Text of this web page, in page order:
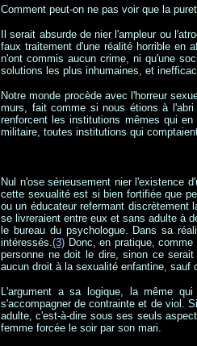
Comment peut-on ne pas voir que la
Il serait absurde de nier l'ampleur ou
faux traitement d'une réalité horrible en
n'ont commis aucun crime, ni qu'une
solutions les plus inhumaines, et
Notre monde procède avec l'horreur
murs, fait comme si nous étions à
renforcent les institutions mêmes qui
militaire, toutes institutions qui
Nul n'ose sérieusement nier l'existence
cette sexualité est si bien fortifiée que
ou un éducateur refermant discrètement
se livreraient entre eux et sans adulte à
le bureau du psychologue. Dans sa
intéressés.(3) Donc, en pratique,
personne ne doit le dire, sinon ce
aucun droit à la sexualité enfantine, sauf
L'argument a sa logique, la même
s'accompagner de contrainte et de viol.
adulte, c'est-à-dire sous ses seuls
femme forcée le soir par son mari.